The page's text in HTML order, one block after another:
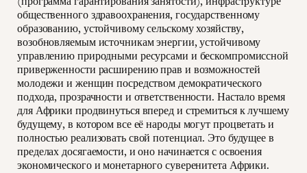
общественного здравоохранения, государственному
образованию, устойчивому сельскому хозяйству,
возобновляемым источникам энергии, устойчивому
управлению природными ресурсами и бескомпромиссной
приверженности расширению прав и возможностей
молодежи и женщин посредством демократического
подхода, прозрачности и ответственности. Настало время
для Африки продвинуться вперед и стремиться к лучшему
будущему, в котором все её народы могут процветать и
полностью реализовать свой потенциал. Это будущее в
пределах досягаемости, и оно начинается с освоения
экономического и монетарного суверенитета Африки.